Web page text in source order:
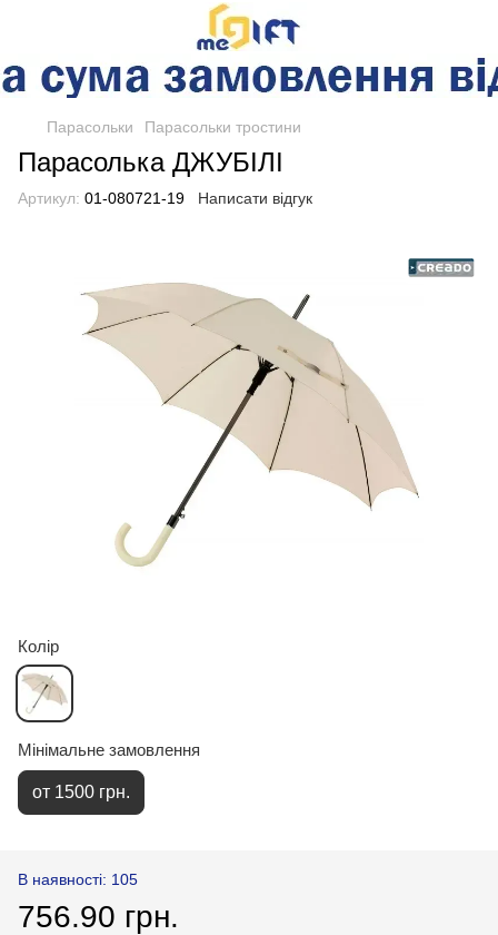
Парасольки Парасольки тростини
Парасолька ДЖУБІЛІ
Артикул: 01-080721-19 Написати відгук
Колір
Мінімальне замовлення
от 1500 грн.
В наявності: 105
756.90 грн.